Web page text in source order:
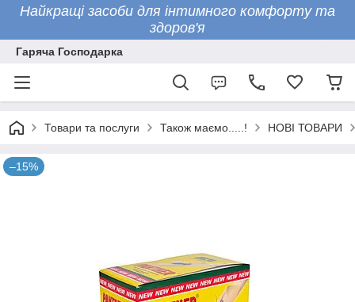
Найкращі засоби для інтимного комфорту та
здоров'я
Гаряча Господарка
Товари та послуги Також маємо.....! НОВІ ТОВАРИ
–15%